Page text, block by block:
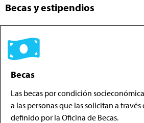
Becas y estipendios
Becas
Las becas por condición
a las personas que las solicitan a
definido por la Oficina de Becas.